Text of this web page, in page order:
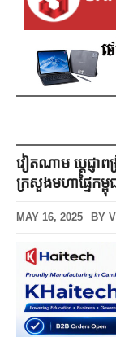
វៀតណាម ប្ដេជ្ញា
ក្រសួងមហាផ្ទៃកម្ពុ
MAY 16, 2025 BY